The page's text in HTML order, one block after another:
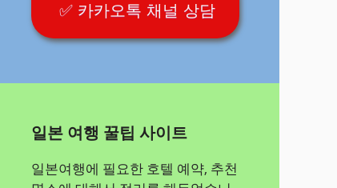
✅ 카카오톡 채널 상담
일본 여행 꿀팁 사이트
일본여행에 필요한 호텔 예약, 추천